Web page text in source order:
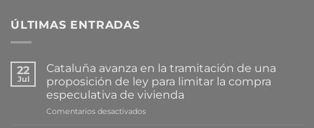
ÚLTIMAS ENTRADAS
22
Jul
Cataluña avanza en la tramitación de una
proposición de ley para limitar la compra
especulativa de vivienda
Comentarios desactivadosen